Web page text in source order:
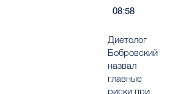
08:58
Диетолог
Бобровский
назвал
главные
риски при